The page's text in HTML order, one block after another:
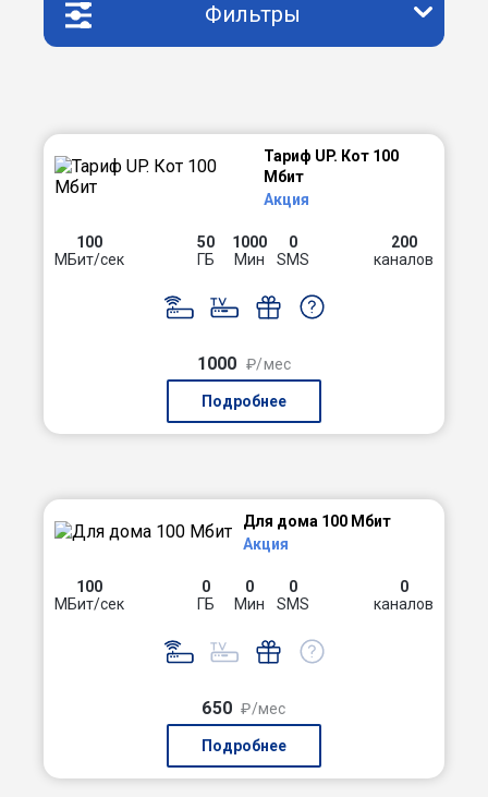
Фильтры
Тариф UP. Кот 100
Мбит
Акция
100
МБит/сек
50
ГБ
1000
Мин
0
SMS
200
каналов
1000 ₽/мес
Подробнее
Для дома 100 Мбит
Акция
100
МБит/сек
0
ГБ
0
Мин
0
SMS
0
каналов
650 ₽/мес
Подробнее